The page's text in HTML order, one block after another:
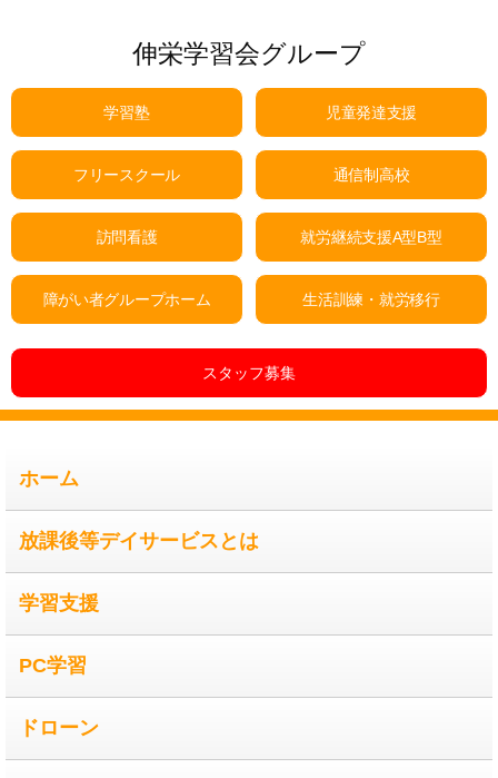
伸栄学習会グループ
学習塾 児童発達支援
フリースクール 通信制高校
訪問看護 就労継続支援A型B型
障がい者グループホーム 生活訓練・就労移行
スタッフ募集
ホーム
放課後等デイサービスとは
学習支援
PC学習
ドローン